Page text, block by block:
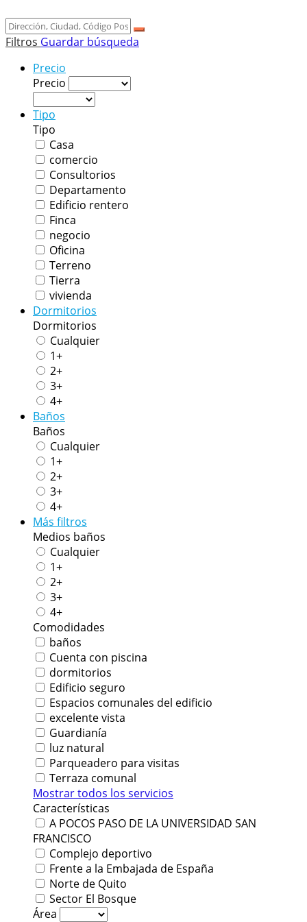
Filtros Guardar búsqueda
Precio
Precio
Tipo
Tipo
Casa
comercio
Consultorios
Departamento
Edificio rentero
Finca
negocio
Oficina
Terreno
Tierra
vivienda
Dormitorios
Dormitorios
Cualquier
1+
2+
3+
4+
Baños
Baños
Cualquier
1+
2+
3+
4+
Más filtros
Medios baños
Cualquier
1+
2+
3+
4+
Comodidades
baños
Cuenta con piscina
dormitorios
Edificio seguro
Espacios comunales del edificio
excelente vista
Guardianía
luz natural
Parqueadero para visitas
Terraza comunal
Mostrar todos los servicios
Características
A POCOS PASO DE LA UNIVERSIDAD SAN
FRANCISCO
Complejo deportivo
Frente a la Embajada de España
Norte de Quito
Sector El Bosque
Área